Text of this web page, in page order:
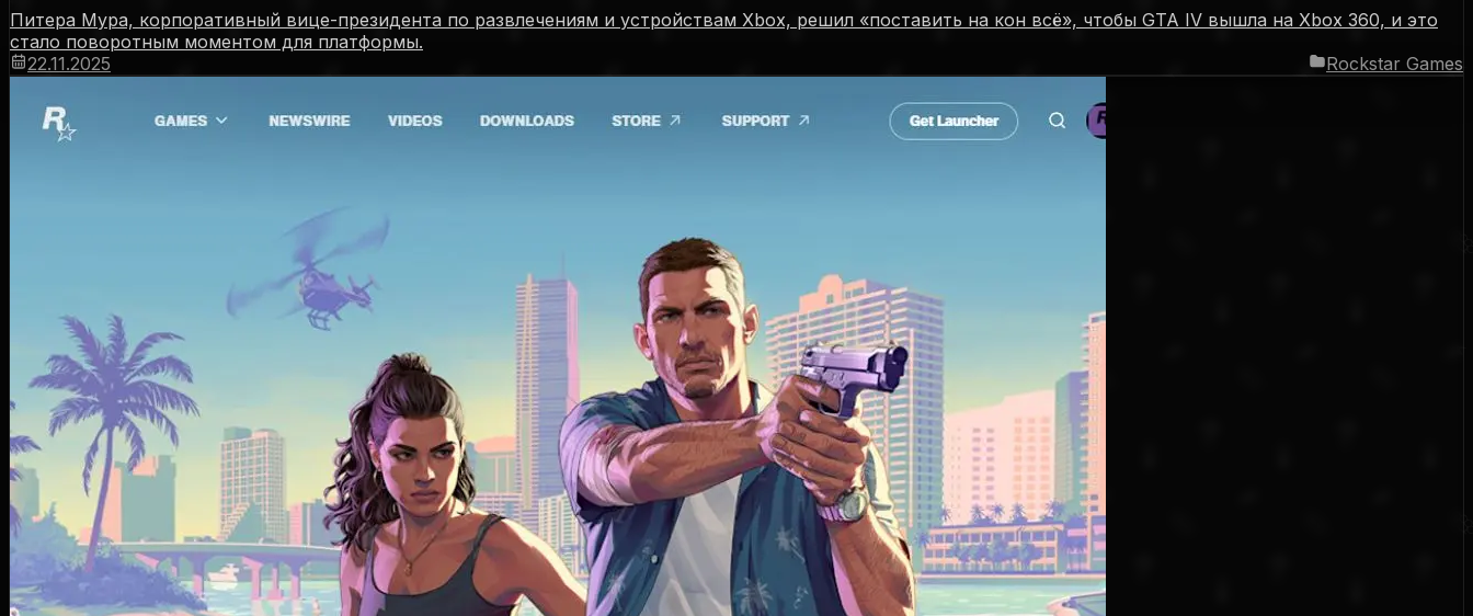
Питера Мура, корпоративный вице-президента по развлечениям и устройствам Xbox, решил «поставить на кон всё», чтобы GTA IV вышла на Xbox 360, и это
стало поворотным моментом для платформы.
22.11.2025
Rockstar Games